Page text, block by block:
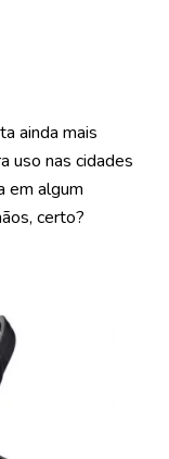
ainda mais
uso nas cidades
em algum
certo?